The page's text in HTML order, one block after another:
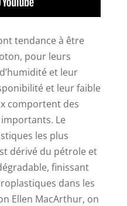
tendance à être
pour leurs
et leur
et leur faible
comportent des
Le
les plus
dérivé du pétrole et
finissant
dans les
Ellen MacArthur, on